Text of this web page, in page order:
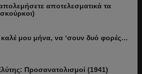
αποτελεσματικά τα
μου μήνα, να ‘σουν δυό φορές…
Προσανατολισμοί (1941)